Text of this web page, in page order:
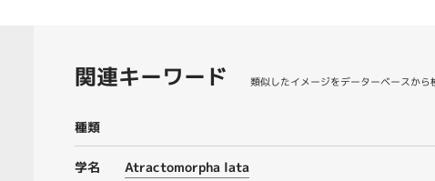
関連キーワード 類似したイメージをデーターベースから
種類
学名
Atractomorpha lata